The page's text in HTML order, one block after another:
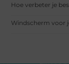
Hoe verbeter je
Windscherm voor